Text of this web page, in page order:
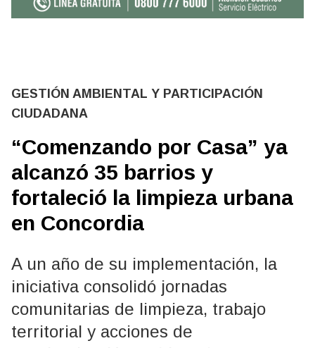
GESTIÓN AMBIENTAL Y PARTICIPACIÓN
CIUDADANA
“Comenzando por Casa” ya
alcanzó 35 barrios y
fortaleció la limpieza urbana
en Concordia
A un año de su implementación, la
iniciativa consolidó jornadas
comunitarias de limpieza, trabajo
territorial y acciones de